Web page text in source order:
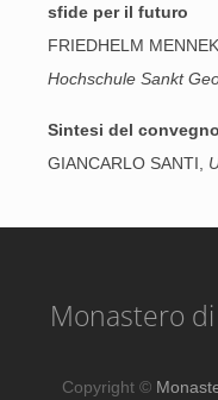
sfide per il futuro
FRIEDHELM
Hochschule Sankt
Sintesi del convegno
GIANCARLO SANTI,
Monastero
Copyright ©